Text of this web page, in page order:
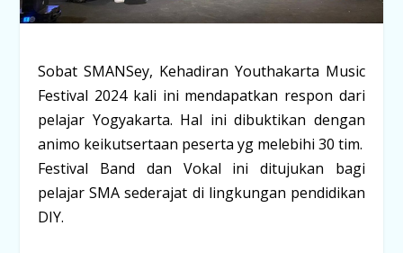
Sobat SMANSey, Kehadiran Youthakarta Music
Festival 2024 kali ini mendapatkan respon dari
pelajar Yogyakarta. Hal ini dibuktikan dengan
animo keikutsertaan peserta yg melebihi 30 tim.
Festival Band dan Vokal ini ditujukan bagi
pelajar SMA sederajat di lingkungan pendidikan
DIY.